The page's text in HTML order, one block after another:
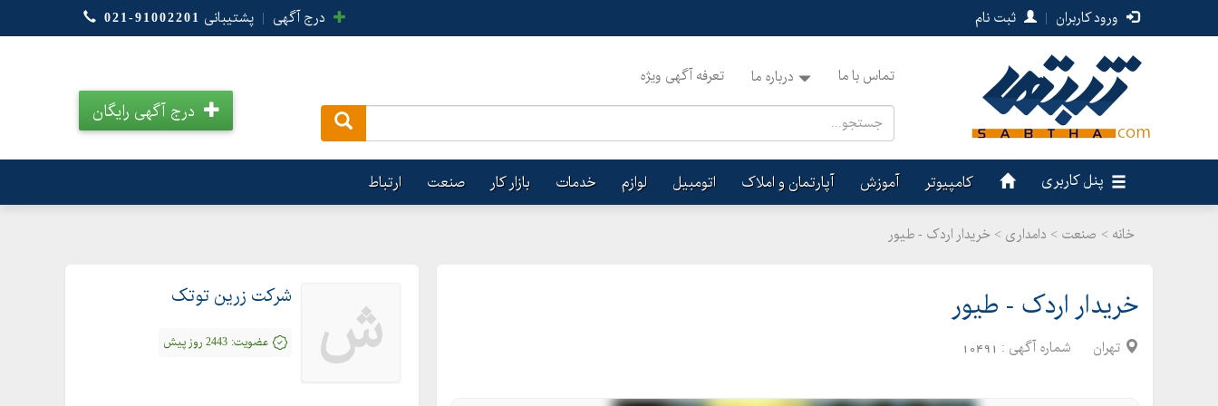
ورود کاربران | ثبت نام درج آگهی | پشتیبانی 021-91002201
تماس با ما درباره ما تعرفه آگهی ویژه
درج آگهی رایگان
پنل کاربری کامپیوتر آموزش آپارتمان و املاک اتومبیل لوازم خدمات بازار کار صنعت ارتباط
خانه > صنعت > دامداری > خریدار اردک - طیور
خریدار اردک - طیور
تهران شماره آگهی : 10491 ش شرکت زرین توتک
عضویت: 2443 روز پیش